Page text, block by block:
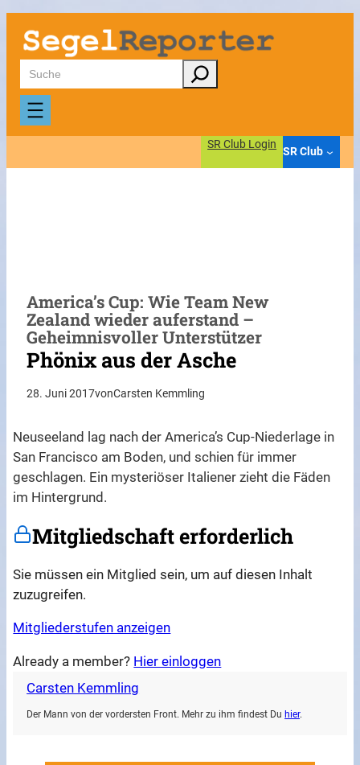
Zum
Inhalt
springen
Suchen
SR Club Login
SR Club
America’s Cup: Wie Team New
Zealand wieder auferstand –
Geheimnisvoller Unterstützer
Phönix aus der Asche
28. Juni 2017vonCarsten Kemmling
Neuseeland lag nach der America’s Cup-Niederlage in
San Francisco am Boden, und schien für immer
geschlagen. Ein mysteriöser Italiener zieht die Fäden
im Hintergrund.
Mitgliedschaft erforderlich
Sie müssen ein Mitglied sein, um auf diesen Inhalt
zuzugreifen.
Mitgliederstufen anzeigen
Already a member? Hier einloggen
Carsten Kemmling
Der Mann von der vordersten Front. Mehr zu ihm findest Du hier.